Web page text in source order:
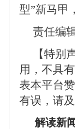
型”新马甲
责任编
【特别
用，不具
表本平台
有误，请
解读新